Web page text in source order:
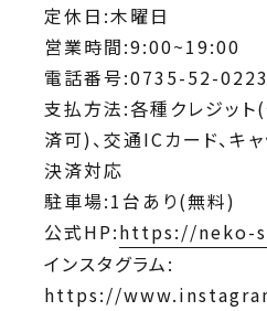
定休日:木曜日
営業時間:9:00~19:00
電話番号:0735-52-0223
支払方法:各種クレジット
済可)、交通ICカード、キ
決済対応
駐車場:1台あり(無料)
公式HP:https://neko-
インスタグラム:
https://